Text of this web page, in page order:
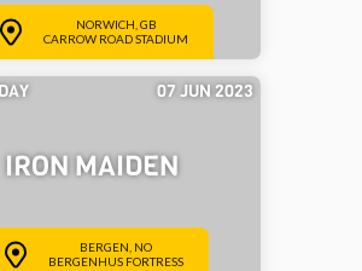
NORWICH, GB
CARROW ROAD STADIUM
07 JUN 2023
IRON MAIDEN
BERGEN, NO
BERGENHUS FORTRESS